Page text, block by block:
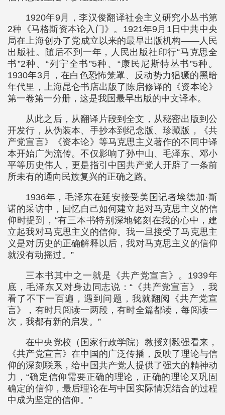
1920年9月，李汉俊翻译社会主义研究小丛书第
2种《马格斯资本论入门》。1921年9月1日中共中央
局在上海创办了党成立以来的最早出版机构——人民
出版社。随后不到一年，人民出版社印行“马克思全
书”2种、“列宁全书”5种、“康民尼斯特丛书”5种。
1930年3月，在白色恐怖笼罩、反动势力猖獗的黑暗
年代里，上海昆仑书店出版了陈启修译的《资本论》
第一卷第一分册，这是我国最早出版的中文译本。
从此之后，从翻译片段到全文，从秘密出版到公
开发行，从伪装本、手抄本到纪念版、珍藏版，《共
产党宣言》《资本论》等马克思主义著作的不同中译
本开始广为流传。不仅影响了孙中山、毛泽东、邓小
平等历史伟人，更是指引中国共产党人开辟了一条前
所未有的通向民族复兴的正确之路。
1936年，毛泽东在延安接受美国记者埃德加·斯
诺的采访中，回忆自己如何建立起对马克思主义的信
仰时提到，“有三本书特别深地铭刻在我的心中，建
立起我对马克思主义的信仰。我一旦接受了马克思主
义是对历史的正确解释以后，我对马克思主义的信仰
就没有动摇过。”
三本书其中之一就是《共产党宣言》。1939年
底，毛泽东又对身边同志说：“《共产党宣言》，我
看了不下一百遍，遇到问题，我就翻阅《共产党宣
言》，有时只阅读一两段，有时全篇都读，每阅读一
次，我都有新的启发。”
在中央党校（国家行政学院）教授刘毅强看来，
《共产党宣言》在中国的广泛传播，反映了理论与信
仰的深刻联系，给中国共产党人提供了强大的精神动
力，“确定信仰需要正确的理论，正确的理论又巩固
确定的信仰，最后理论在与中国实际情况结合的过程
中成为坚定的信仰。”